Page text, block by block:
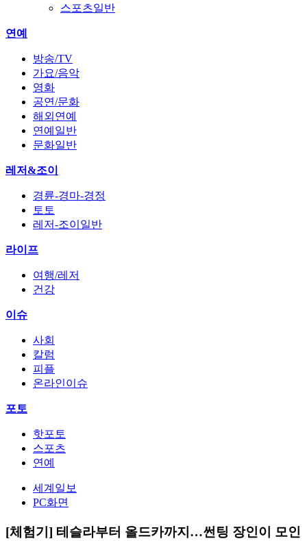
스포츠일반
연예
방송/TV
가요/음악
영화
공연/문화
해외연예
연예일반
문화일반
레저&조이
경륜-경마-경정
토토
레저-조이일반
라이프
여행/레저
건강
이슈
사회
칼럼
피플
온라인이슈
포토
핫포토
스포츠
연예
세계일보
PC화면
[체험기] 테슬라부터 올드카까지…썬팅 장인이 모인